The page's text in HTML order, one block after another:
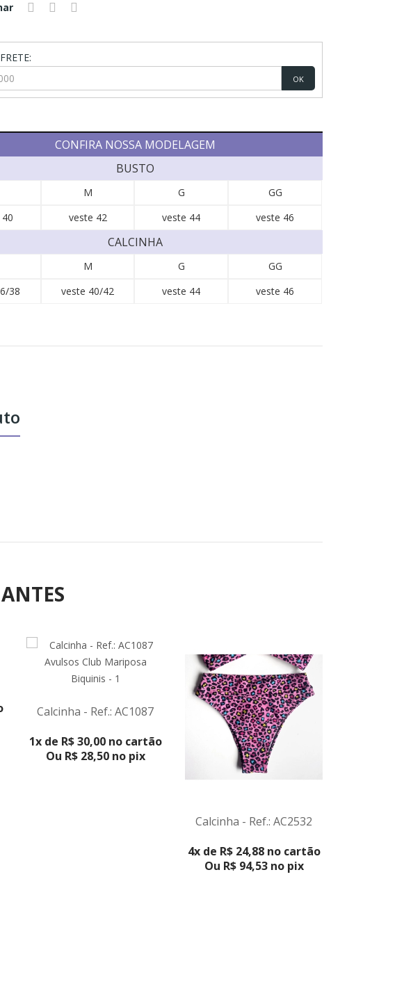
OK
CONFIRA NOSSA MODELAGEM
BUSTO
M G
GG
veste 42 veste 44 veste 46
CALCINHA
M G
GG
38
veste 40/42 veste 44 veste 46
Calcinha - Ref.: AC1087
1x de R$ 30,00 no cartão
Ou R$ 28,50 no pix
Calcinha - Ref.: AC2532
4x de R$ 24,88 no cartão
Ou R$ 94,53 no pix